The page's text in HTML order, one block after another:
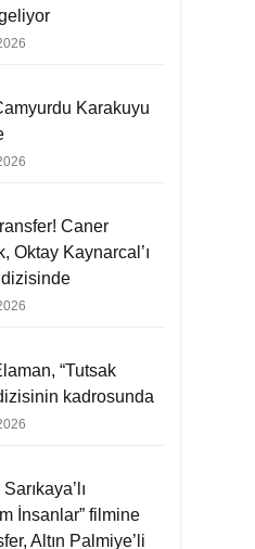
Karakuyu
Caner
Oktay Kaynarcal’ı
dizisinde
“Tutsak
kadrosunda
İnsanlar” filmine
Altın Palmiye’li